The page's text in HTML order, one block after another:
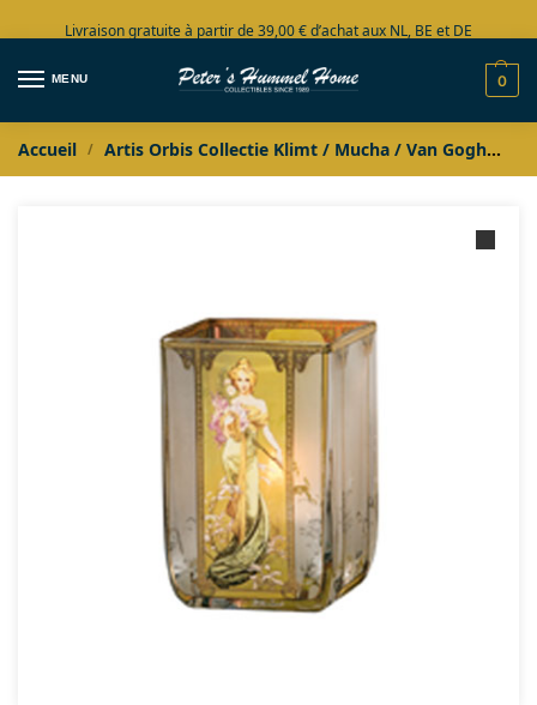
Livraison gratuite à partir de 39,00 € d’achat aux NL, BE et DE
Grand choix en stock
MENU 0
Accueil / Artis Orbis Collectie Klimt / Mucha / Van Gogh